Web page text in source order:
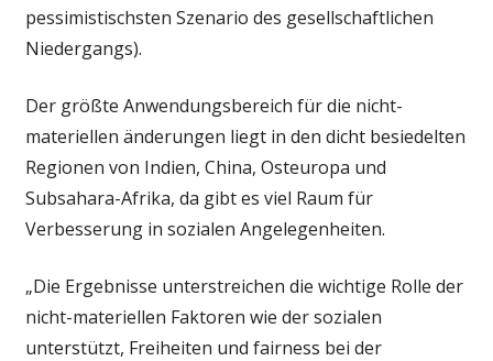
pessimistischsten Szenario des gesellschaftlichen
Niedergangs).
Der größte Anwendungsbereich für die nicht-
materiellen änderungen liegt in den dicht besiedelten
Regionen von Indien, China, Osteuropa und
Subsahara-Afrika, da gibt es viel Raum für
Verbesserung in sozialen Angelegenheiten.
„Die Ergebnisse unterstreichen die wichtige Rolle der
nicht-materiellen Faktoren wie der sozialen
unterstützt, Freiheiten und fairness bei der